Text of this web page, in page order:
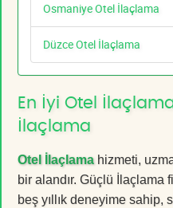
Osmaniye Otel İlaçlama
Düzce Otel İlaçlama
En İyi Otel
İlaçlama
Otel İlaçlamahizmeti,
bir alandır. Güçlü İlaçlama
beş yıllık deneyime sahip,